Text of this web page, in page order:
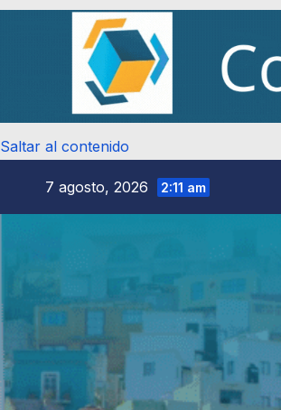
Saltar al contenido
7 agosto, 2026 2:11 am